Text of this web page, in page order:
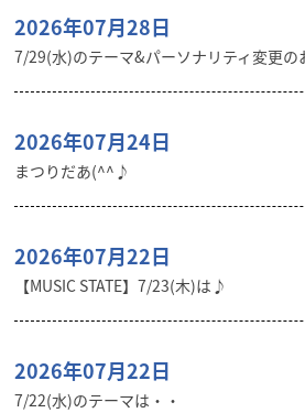
2026年07月28日
7/29(水)のテーマ&パーソナリティ変更の
2026年07月24日
まつりだあ(^^♪
2026年07月22日
【MUSIC STATE】7/23(木)は♪
2026年07月22日
7/22(水)のテーマは・・